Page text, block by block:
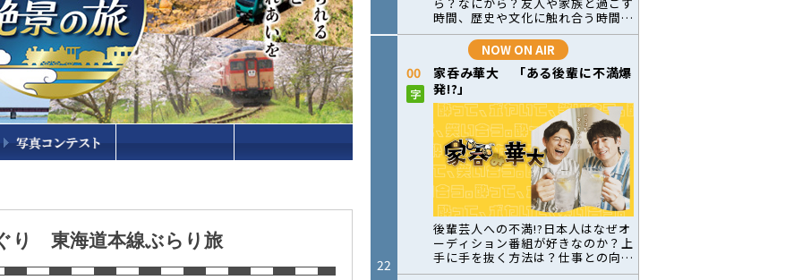
り 東海道本線ぶらり旅